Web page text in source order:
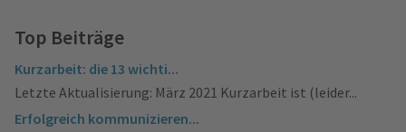
Top Beiträge
Kurzarbeit: die 13 wichti...
Letzte Aktualisierung: März 2021 Kurzarbeit ist (leider...
Erfolgreich kommunizieren...